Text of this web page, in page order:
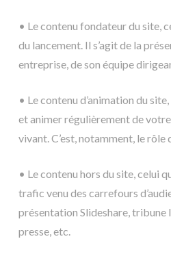
• Le contenu fondateur du site,
du lancement. Il s’agit de la
entreprise, de son équipe
• Le contenu d’animation du
et animer régulièrement de
vivant. C’est, notamment, le rôle
• Le contenu hors du site, celui
trafic venu des carrefours
présentation Slideshare, tribune
presse, etc.